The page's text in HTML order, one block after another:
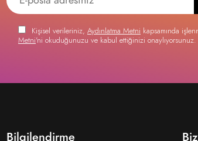
Kişisel verileriniz, Aydınlatma Metni kapsamında
Metni'ni okuduğunuzu ve kabul ettiğinizi onaylıyorsunuz.
Bilgilendirme